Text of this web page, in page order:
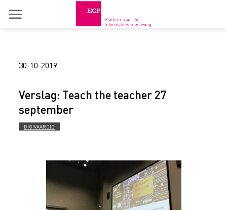
30-10-2019
Verslag: Teach the teacher 27
september
DIGIVAARDIG